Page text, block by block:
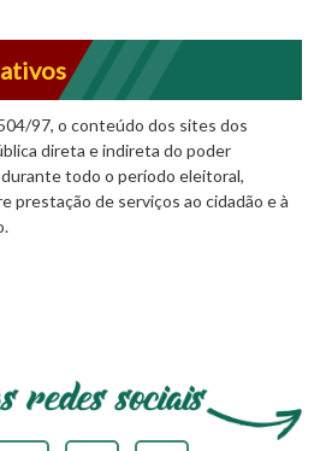
97, o conteúdo dos sites dos
direta e indireta do poder
todo o período eleitoral,
prestação de serviços ao cidadão e à